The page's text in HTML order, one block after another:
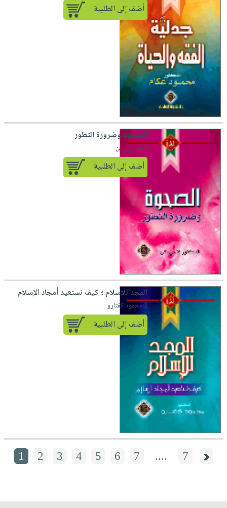
أضف إلى الطلبية
الصحوة وضرورة التطور
لـ فتحي يكن
أضف إلى الطلبية
المجد للإسلام ؛ كيف نستعيد أمجاد الإسلام
لـ محمود كفتارو
أضف إلى الطلبية
1 2 3 4 5 6 7 .... 7